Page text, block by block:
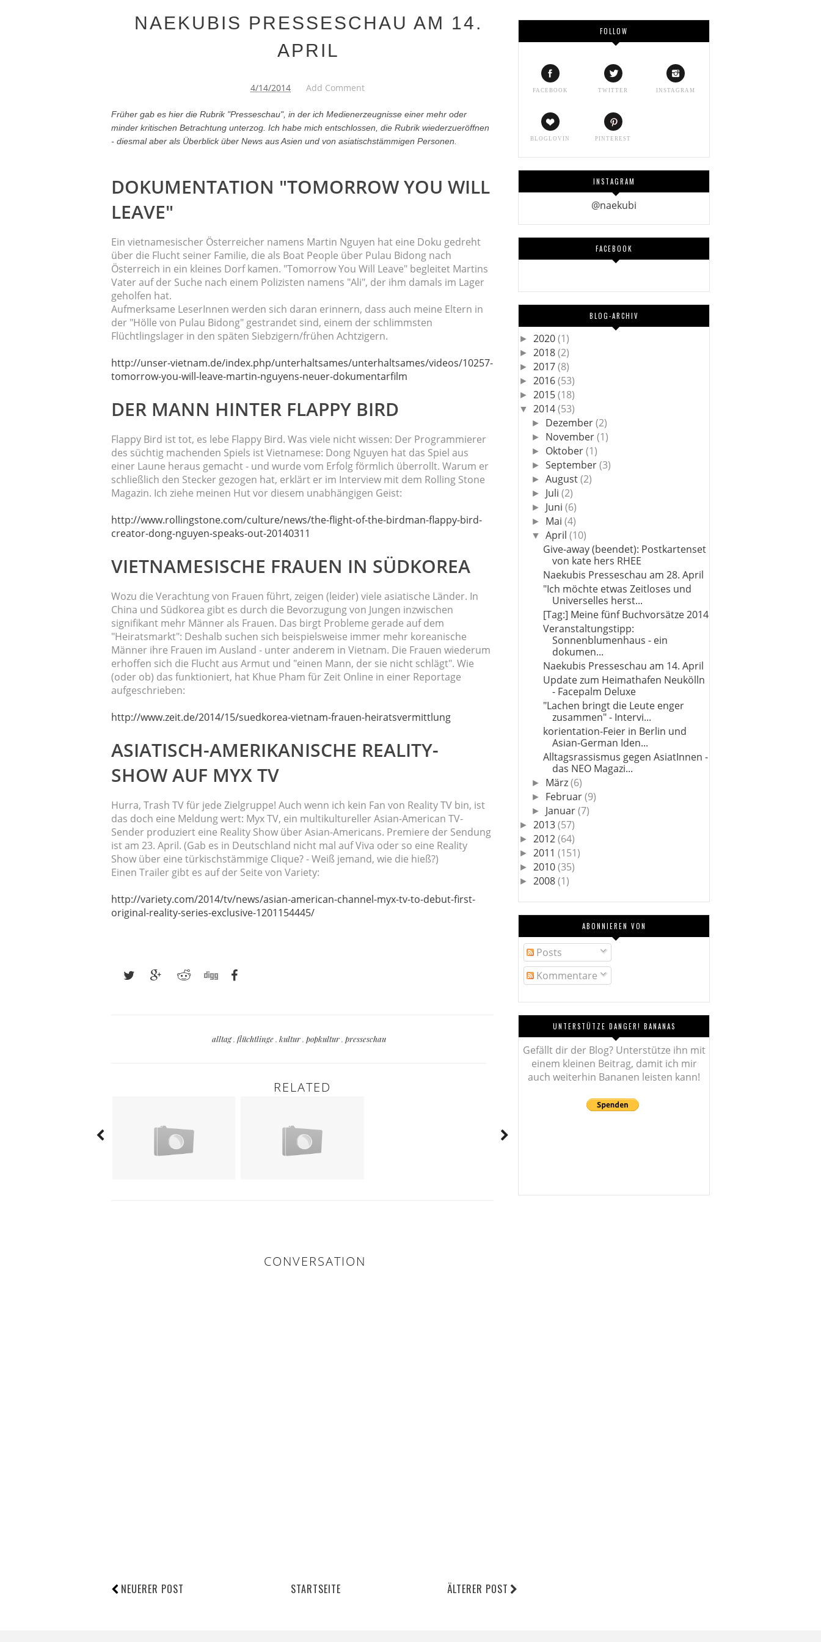
NAEKUBIS PRESSESCHAU AM 14.
APRIL
4/14/2014 Add Comment
Früher gab es hier die Rubrik "Presseschau", in der ich Medienerzeugnisse einer mehr oder
minder kritischen Betrachtung unterzog. Ich habe mich entschlossen, die Rubrik wiederzueröffnen
- diesmal aber als Überblick über News aus Asien und von asiatischstämmigen Personen.
DOKUMENTATION "TOMORROW YOU WILL
LEAVE"
Ein vietnamesischer Österreicher namens Martin Nguyen hat eine Doku gedreht
über die Flucht seiner Familie, die als Boat People über Pulau Bidong nach
Österreich in ein kleines Dorf kamen. "Tomorrow You Will Leave" begleitet Martins
Vater auf der Suche nach einem Polizisten namens "Ali", der ihm damals im Lager
geholfen hat.
Aufmerksame LeserInnen werden sich daran erinnern, dass auch meine Eltern in
der "Hölle von Pulau Bidong" gestrandet sind, einem der schlimmsten
Flüchtlingslager in den späten Siebzigern/frühen Achtzigern.
http://unser-vietnam.de/index.php/unterhaltsames/unterhaltsames/videos/10257-
tomorrow-you-will-leave-martin-nguyens-neuer-dokumentarfilm
DER MANN HINTER FLAPPY BIRD
Flappy Bird ist tot, es lebe Flappy Bird. Was viele nicht wissen: Der Programmierer
des süchtig machenden Spiels ist Vietnamese: Dong Nguyen hat das Spiel aus
einer Laune heraus gemacht - und wurde vom Erfolg förmlich überrollt. Warum er
schließlich den Stecker gezogen hat, erklärt er im Interview mit dem Rolling Stone
Magazin. Ich ziehe meinen Hut vor diesem unabhängigen Geist:
http://www.rollingstone.com/culture/news/the-flight-of-the-birdman-flappy-bird-
creator-dong-nguyen-speaks-out-20140311
VIETNAMESISCHE FRAUEN IN SÜDKOREA
Wozu die Verachtung von Frauen führt, zeigen (leider) viele asiatische Länder. In
China und Südkorea gibt es durch die Bevorzugung von Jungen inzwischen
signifikant mehr Männer als Frauen. Das birgt Probleme gerade auf dem
"Heiratsmarkt": Deshalb suchen sich beispielsweise immer mehr koreanische
Männer ihre Frauen im Ausland - unter anderem in Vietnam. Die Frauen wiederum
erhoffen sich die Flucht aus Armut und "einen Mann, der sie nicht schlägt". Wie
(oder ob) das funktioniert, hat Khue Pham für Zeit Online in einer Reportage
aufgeschrieben:
http://www.zeit.de/2014/15/suedkorea-vietnam-frauen-heiratsvermittlung
ASIATISCH-AMERIKANISCHE REALITY-
SHOW AUF MYX TV
Hurra, Trash TV für jede Zielgruppe! Auch wenn ich kein Fan von Reality TV bin, ist
das doch eine Meldung wert: Myx TV, ein multikultureller Asian-American TV-
Sender produziert eine Reality Show über Asian-Americans. Premiere der Sendung
ist am 23. April. (Gab es in Deutschland nicht mal auf Viva oder so eine Reality
Show über eine türkischstämmige Clique? - Weiß jemand, wie die hieß?)
Einen Trailer gibt es auf der Seite von Variety:
http://variety.com/2014/tv/news/asian-american-channel-myx-tv-to-debut-first-
original-reality-series-exclusive-1201154445/
alltag, flüchtlinge, kultur, popkultur, presseschau
RELATED
CONVERSATION
NEUERER POST ÄLTERER POST
STARTSEITE
FOLLOW
FACEBOOK TWITTER INSTAGRAM
BLOGLOVIN PINTEREST
INSTAGRAM
@naekubi
FACEBOOK
BLOG-ARCHIV
► 2020(1)
► 2018(2)
► 2017(8)
► 2016(53)
► 2015(18)
▼ 2014(53)
► Dezember(2)
► November(1)
► Oktober(1)
► September(3)
► August(2)
► Juli (2)
► Juni (6)
► Mai (4)
▼ April (10)
Give-away (beendet): Postkartenset
von kate hers RHEE
Naekubis Presseschau am 28. April
"Ich möchte etwas Zeitloses und
Universelles herst...
[Tag:] Meine fünf Buchvorsätze 2014
Veranstaltungstipp:
Sonnenblumenhaus - ein
dokumen...
Naekubis Presseschau am 14. April
Update zum Heimathafen Neukölln
- Facepalm Deluxe
"Lachen bringt die Leute enger
zusammen" - Intervi...
korientation-Feier in Berlin und
Asian-German Iden...
Alltagsrassismus gegen AsiatInnen -
das NEO Magazi...
► März(6)
► Februar(9)
► Januar(7)
► 2013(57)
► 2012(64)
► 2011(151)
► 2010(35)
► 2008(1)
ABONNIEREN VON
Posts
Kommentare
UNTERSTÜTZE DANGER! BANANAS
Gefällt dir der Blog? Unterstütze ihn mit
einem kleinen Beitrag, damit ich mir
auch weiterhin Bananen leisten kann!